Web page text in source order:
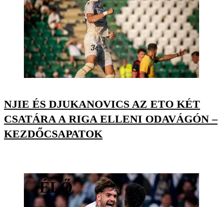
NJIE ÉS DJUKANOVICS AZ ETO KÉT
CSATÁRA A RIGA ELLENI ODAVÁGÓN –
KEZDŐCSAPATOK
•ÉLŐ